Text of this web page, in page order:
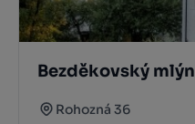
Bezděkovský mlýn
Rohozná 36